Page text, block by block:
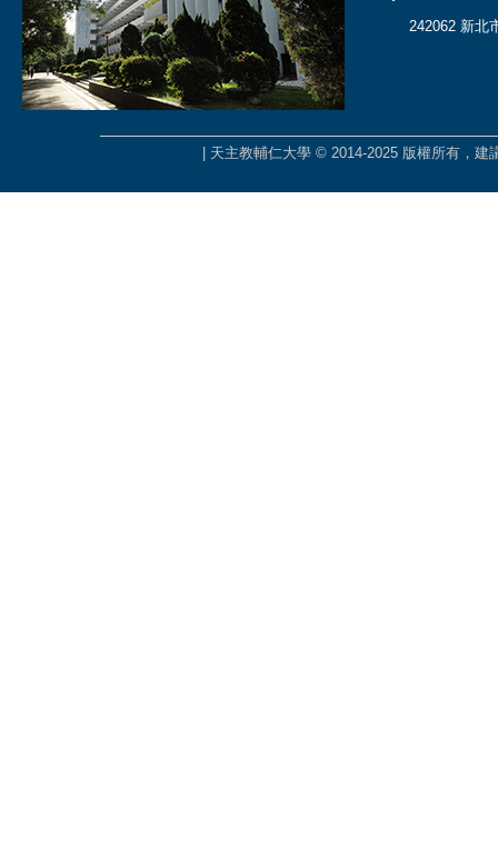
242062 新北
| 天主教輔仁大學 © 2014-2025 版權所有，